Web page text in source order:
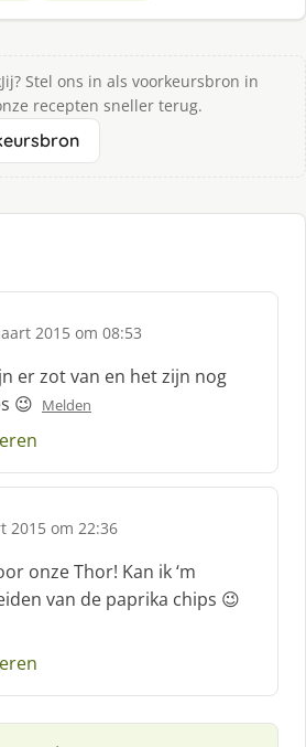
Stel ons in als voorkeursbron in
recepten sneller terug.
2015 om 08:53
er zot van en het zijn nog
😉 Melden
2015 om 22:36
onze Thor! Kan ik ‘m
van de paprika chips 😉